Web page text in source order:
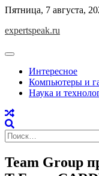
Skip
content
Пятница, 7 августа,
expertspeak.ru
Интересное
Компьютеры и
Наука и
Найти:
Team Group